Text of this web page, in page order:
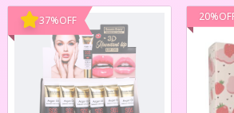
37%OFF 20%